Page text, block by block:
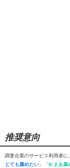
推奨意向
調査企業のサービス利用者
とても薦めたい 」「B:まあ薦